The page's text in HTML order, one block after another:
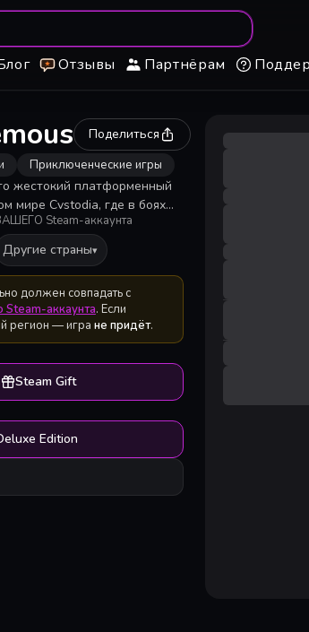
Отзывы Партнёрам
Поделиться
Приключенческие игры
жестокий платформенный
мире Cvstodia, где в боях
рубить и кромсать.
свои навыки и
орды врагов, что
цели оборвать цикл
Steam-аккаунта
Другие страны▾
должен совпадать с
Steam-аккаунта. Если
регион — игра не придёт.
Steam Gift
Edition